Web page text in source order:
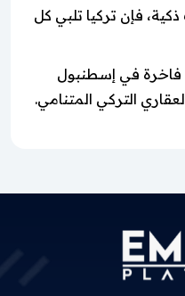
فإن تركيا تلبي كل
فاخرة في إسطنبول
التركي المتنامي.